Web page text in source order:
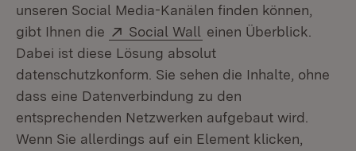
unseren Social Media-Kanälen finden können,
gibt Ihnen die
Extern:
Social Wall (Öffnet in neuem
einen Überblick.
Dabei ist diese Lösung absolut
datenschutzkonform. Sie sehen die Inhalte, ohne
dass eine Datenverbindung zu den
entsprechenden Netzwerken aufgebaut wird.
Wenn Sie allerdings auf ein Element klicken,